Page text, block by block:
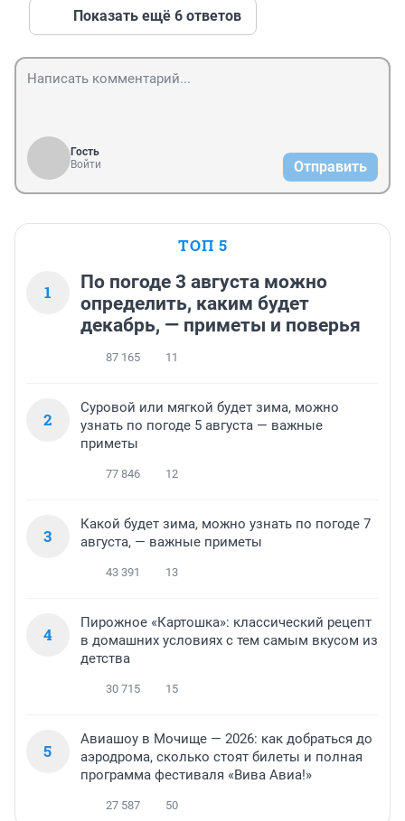
Показать ещё 6 ответов
Гость
Войти
Отправить
ТОП 5
1
По погоде 3 августа можно
определить, каким будет
декабрь, — приметы и поверья
87 165 11
2
Суровой или мягкой будет зима, можно
узнать по погоде 5 августа — важные
приметы
77 846 12
3
Какой будет зима, можно узнать по погоде 7
августа, — важные приметы
43 391 13
4
Пирожное «Картошка»: классический рецепт
в домашних условиях с тем самым вкусом из
детства
30 715 15
5
Авиашоу в Мочище — 2026: как добраться до
аэродрома, сколько стоят билеты и полная
программа фестиваля «Вива Авиа!»
27 587 50